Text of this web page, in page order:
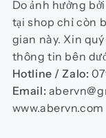
Do ảnh hưởng
tại shop chỉ còn
gian này. Xin
thông tin bên
Hotline / Zalo:
Email:
www.abervn.com